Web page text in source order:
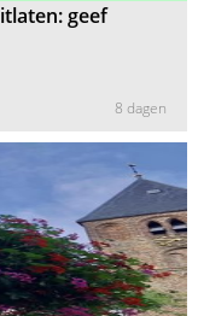
geef
8 dagen